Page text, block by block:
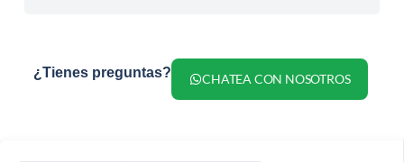
¿Tienes preguntas? CHATEA CON NOSOTROS